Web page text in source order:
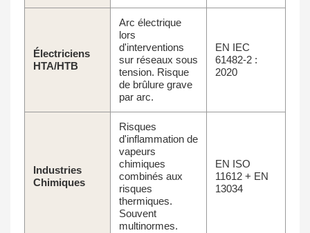
Électriciens
HTA/HTB
Arc électrique
lors
d'interventions
sur réseaux sous
tension. Risque
de brûlure grave
par arc.
EN IEC
61482-2 :
2020
Industries
Chimiques
Risques
d'inflammation de
vapeurs
chimiques
combinés aux
risques
thermiques.
Souvent
multinormes.
EN ISO
11612 + EN
13034